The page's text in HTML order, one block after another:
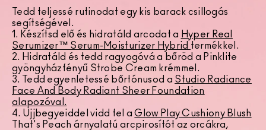
Tedd teljessé rutinodat egy kis barack csillogás
segítségével.
1. Készítsd elő és hidratáld arcodat a Hyper Real
Serumizer™ Serum-Moisturizer Hybrid termékkel.
2. Hidratáld és tedd ragyogóvá a bőröd a Pinklite
gyöngyházfényű Strobe Cream krémmel.
3. Tedd egyenletessé bőrtónusod a Studio Radiance
Face And Body Radiant Sheer Foundation
alapozóval.
4. Ujjbegyeiddel vidd fel aGlow Play Cushiony Blush
That's Peach árnyalatú arcpirosítót az orcákra,